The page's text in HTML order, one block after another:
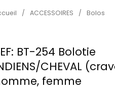
/ ACCESSOIRES / Bolos
BT-254 Bolotie
CHEVAL
femme